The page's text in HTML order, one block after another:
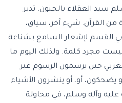
سيد العقلاء بالجنون. تدبر
القرآن. شيء آخر، سياق،
لإشعار السامع بشناعة
مجرد كلمة. ولذلك اليوم ما
حين يرسمون الرسوم غير
أو يضحكون، أو، أو ينشرون الأشياء
وآله وسلم، في محاولة